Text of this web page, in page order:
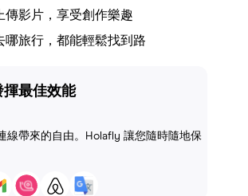
傳影片，享受創作樂趣
哪旅行，都能輕鬆找到路
最佳效能
線帶來的自由。Holafly 讓您隨時隨地保